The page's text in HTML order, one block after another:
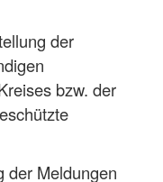
der
bzw. der
der Meldungen